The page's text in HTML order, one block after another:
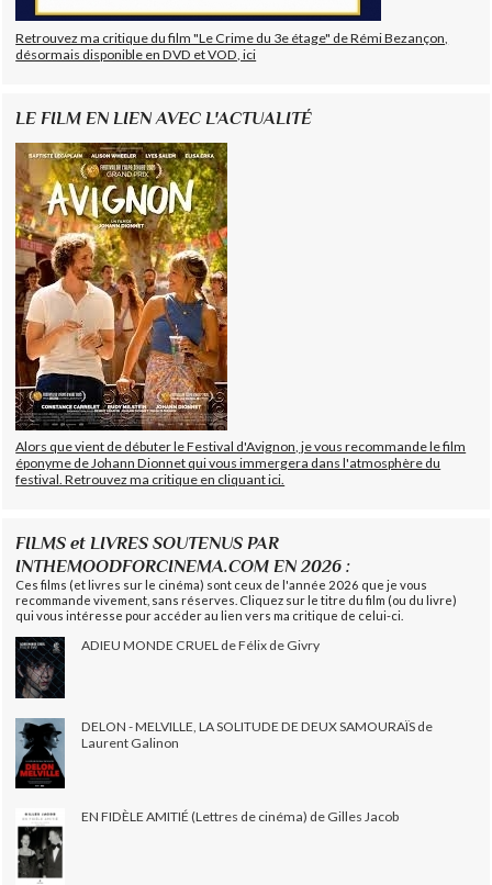
Retrouvez ma critique du film "Le Crime du 3e étage" de Rémi Bezançon,
désormais disponible en DVD et VOD, ici
LE FILM EN LIEN AVEC L'ACTUALITÉ
Alors que vient de débuter le Festival d'Avignon, je vous recommande le film
éponyme de Johann Dionnet qui vous immergera dans l'atmosphère du
festival. Retrouvez ma critique en cliquant ici.
FILMS et LIVRES SOUTENUS PAR
INTHEMOODFORCINEMA.COM EN 2026 :
Ces films (et livres sur le cinéma) sont ceux de l'année 2026 que je vous
recommande vivement, sans réserves. Cliquez sur le titre du film (ou du livre)
qui vous intéresse pour accéder au lien vers ma critique de celui-ci.
ADIEU MONDE CRUEL de Félix de Givry
DELON - MELVILLE, LA SOLITUDE DE DEUX SAMOURAÏS de
Laurent Galinon
EN FIDÈLE AMITIÉ (Lettres de cinéma) de Gilles Jacob